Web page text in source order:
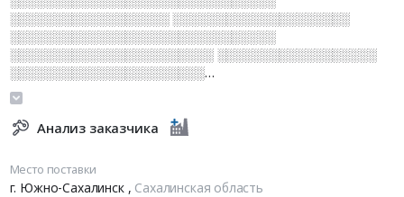
░░░░░░░░░░░░░░░░░░ ░░░░░░░░░░░░░░░░░░░░
░░░░░░░░░░░░░░░░░░░░░░░░░░░░░░
░░░░░░░░░░░░░░░░░░░░░░░ ░░░░░░░░░░░░░░░░░░
░░░░░░░░░░░░░░░░░░░░░░
░░░░░░░░░░░░░░░░░░░░░░░░░░░░
░░░░░░░░░░░░░░░░░░░
Анализ заказчика
Место поставки
г. Южно-Сахалинск , Сахалинская область